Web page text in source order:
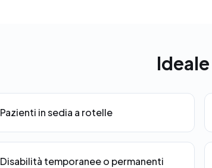
Ideale
Pazienti in sedia a rotelle
Disabilità temporanee o permanenti